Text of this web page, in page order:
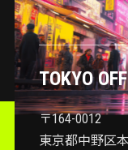
TOKYO
〒164-0012
東京都中野区